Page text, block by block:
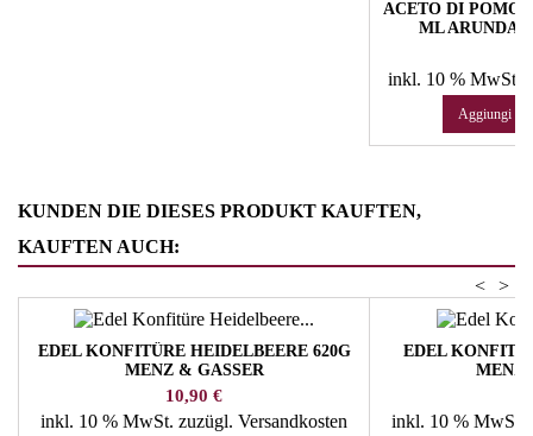
ACETO DI
ML ARUNDA
inkl. 10 % MwSt.
Aggiungi al
KUNDEN DIE DIESES PRODUKT KAUFTEN,
KAUFTEN AUCH:
>
<
EDEL KONFITÜRE HEIDELBEERE 620G
MENZ & GASSER
Preis
10,90 €
inkl. 10 % MwSt. zuzügl. Versandkosten
EDEL
MENZ
inkl. 10 % MwSt.